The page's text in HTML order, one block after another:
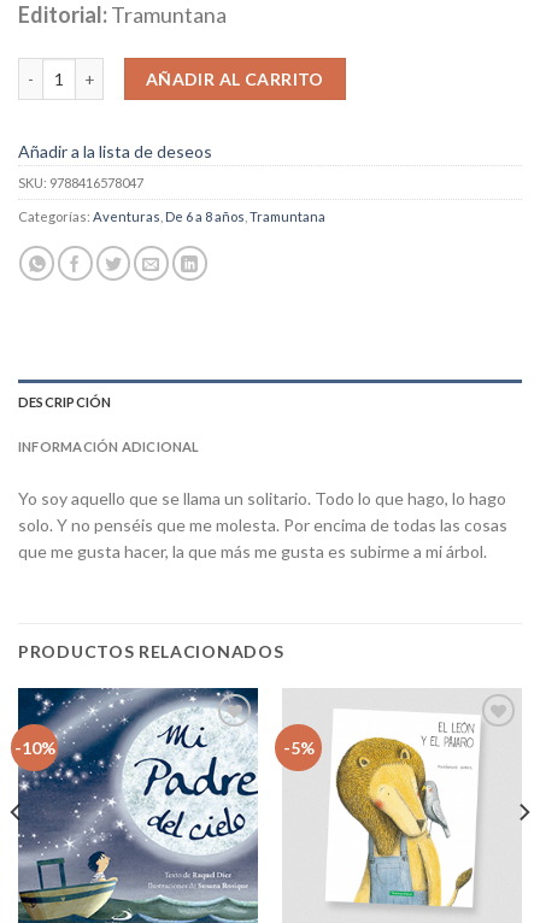
Editorial:Tramuntana
Mi Gran Árbol cantidad
AÑADIR AL CARRITO
Añadir a la lista de deseos
SKU: 9788416578047
Categorías: Aventuras De 6 a 8 años Tramuntana
DESCRIPCIÓN
INFORMACIÓN ADICIONAL
Yo soy aquello que se llama un solitario. Todo lo que hago, lo hago
solo. Y no penséis que me molesta. Por encima de todas las cosas
que me gusta hacer, la que más me gusta es subirme a mi árbol.
PRODUCTOS RELACIONADOS
-10%
Añadir
a la
lista
de
deseos
-5%
Añadir